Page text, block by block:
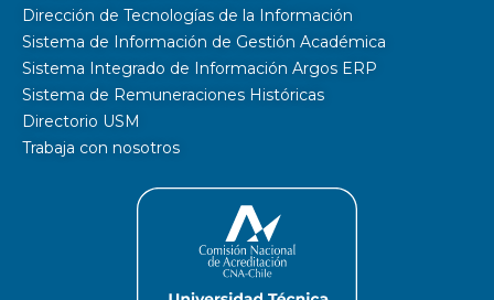
Dirección de Tecnologías de la Información
Sistema de Información de Gestión Académica
Sistema Integrado de Información Argos ERP
Sistema de Remuneraciones Históricas
Directorio USM
Trabaja con nosotros